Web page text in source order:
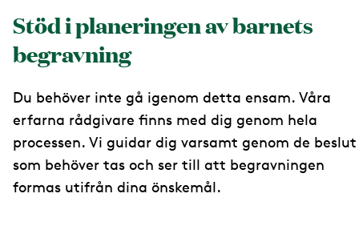
Stöd i planeringen av barnets
begravning
Du behöver inte gå igenom detta ensam. Våra
erfarna rådgivare finns med dig genom hela
processen. Vi guidar dig varsamt genom de beslut
som behöver tas och ser till att begravningen
formas utifrån dina önskemål.